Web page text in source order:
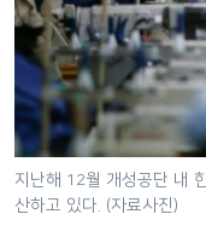
인
네
비
이
션
으
지난해 12월 개성공단 내
산하고 있다. (자료사진)